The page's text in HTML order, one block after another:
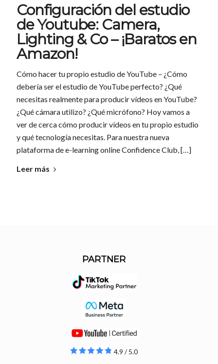
Configuración del estudio
de Youtube: Camera,
Lighting & Co – ¡Baratos en
Amazon!
Cómo hacer tu propio estudio de YouTube – ¿Cómo
debería ser el estudio de YouTube perfecto? ¿Qué
necesitas realmente para producir vídeos en YouTube?
¿Qué cámara utilizo? ¿Qué micrófono? Hoy vamos a
ver de cerca cómo producir vídeos en tu propio estudio
y qué tecnología necesitas. Para nuestra nueva
plataforma de e-learning online Confidence Club, […]
Leer más
PARTNER
4.9 / 5.0